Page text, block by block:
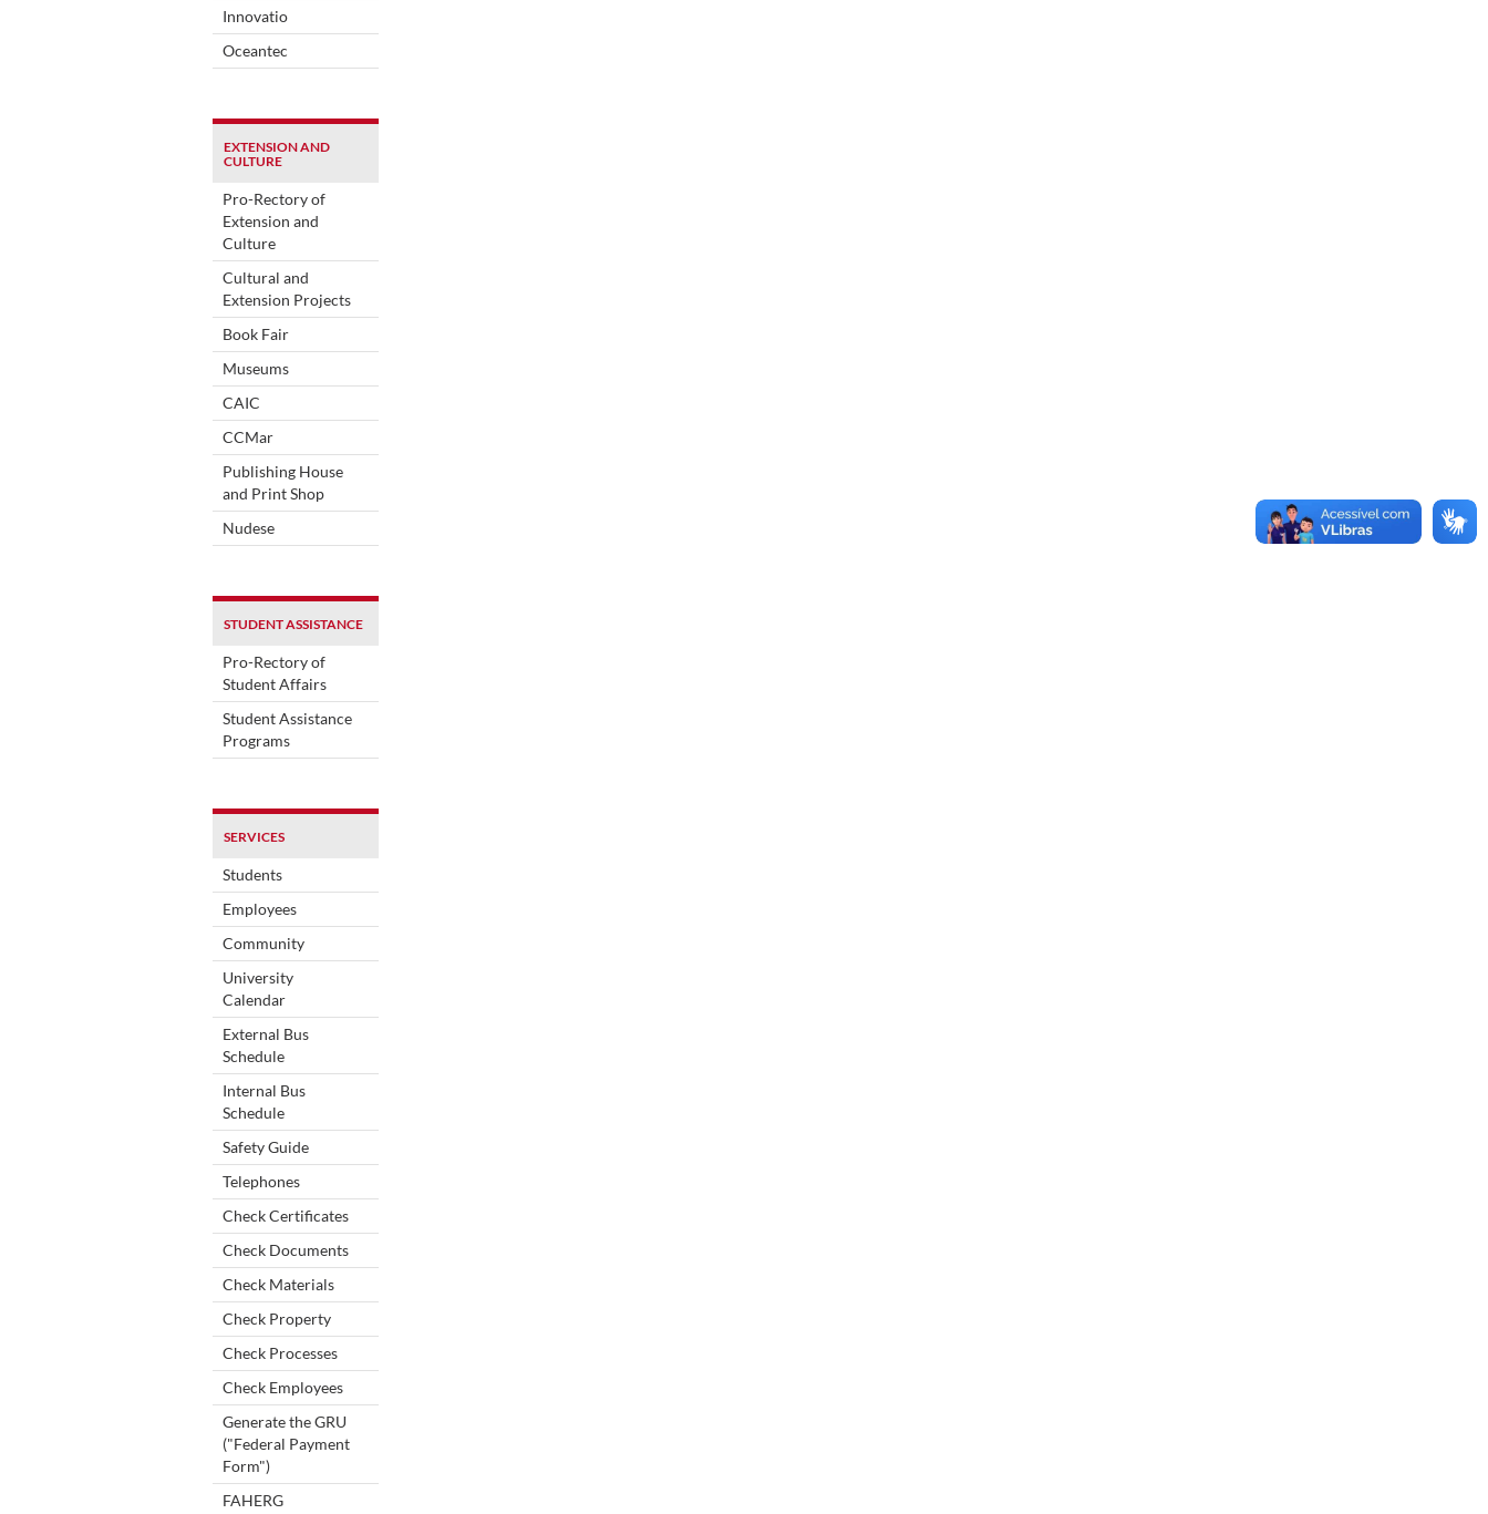
Innovatio
Oceantec
EXTENSION AND
CULTURE
Pro-Rectory of
Extension and
Culture
Cultural and
Extension Projects
Book Fair
Museums
CAIC
CCMar
Publishing House
and Print Shop
Nudese
STUDENT ASSISTANCE
Pro-Rectory of
Student Affairs
Student Assistance
Programs
SERVICES
Students
Employees
Community
University
Calendar
External Bus
Schedule
Internal Bus
Schedule
Safety Guide
Telephones
Check Certificates
Check Documents
Check Materials
Check Property
Check Processes
Check Employees
Generate the GRU
("Federal Payment
Form")
FAHERG